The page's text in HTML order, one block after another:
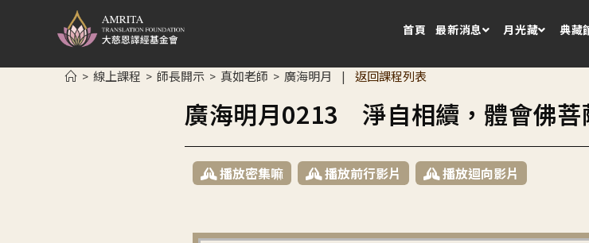
首頁 最新消息 月光藏 典藏
> 線上課程 > 師長開示 > 真如老師 > 廣海明月 | 返回課程列表
廣海明月0213 淨自相續，體會佛菩
播放密集嘛 播放前行影片 播放迴向影片